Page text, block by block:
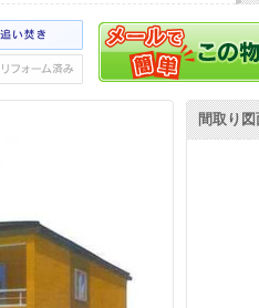
間取り図